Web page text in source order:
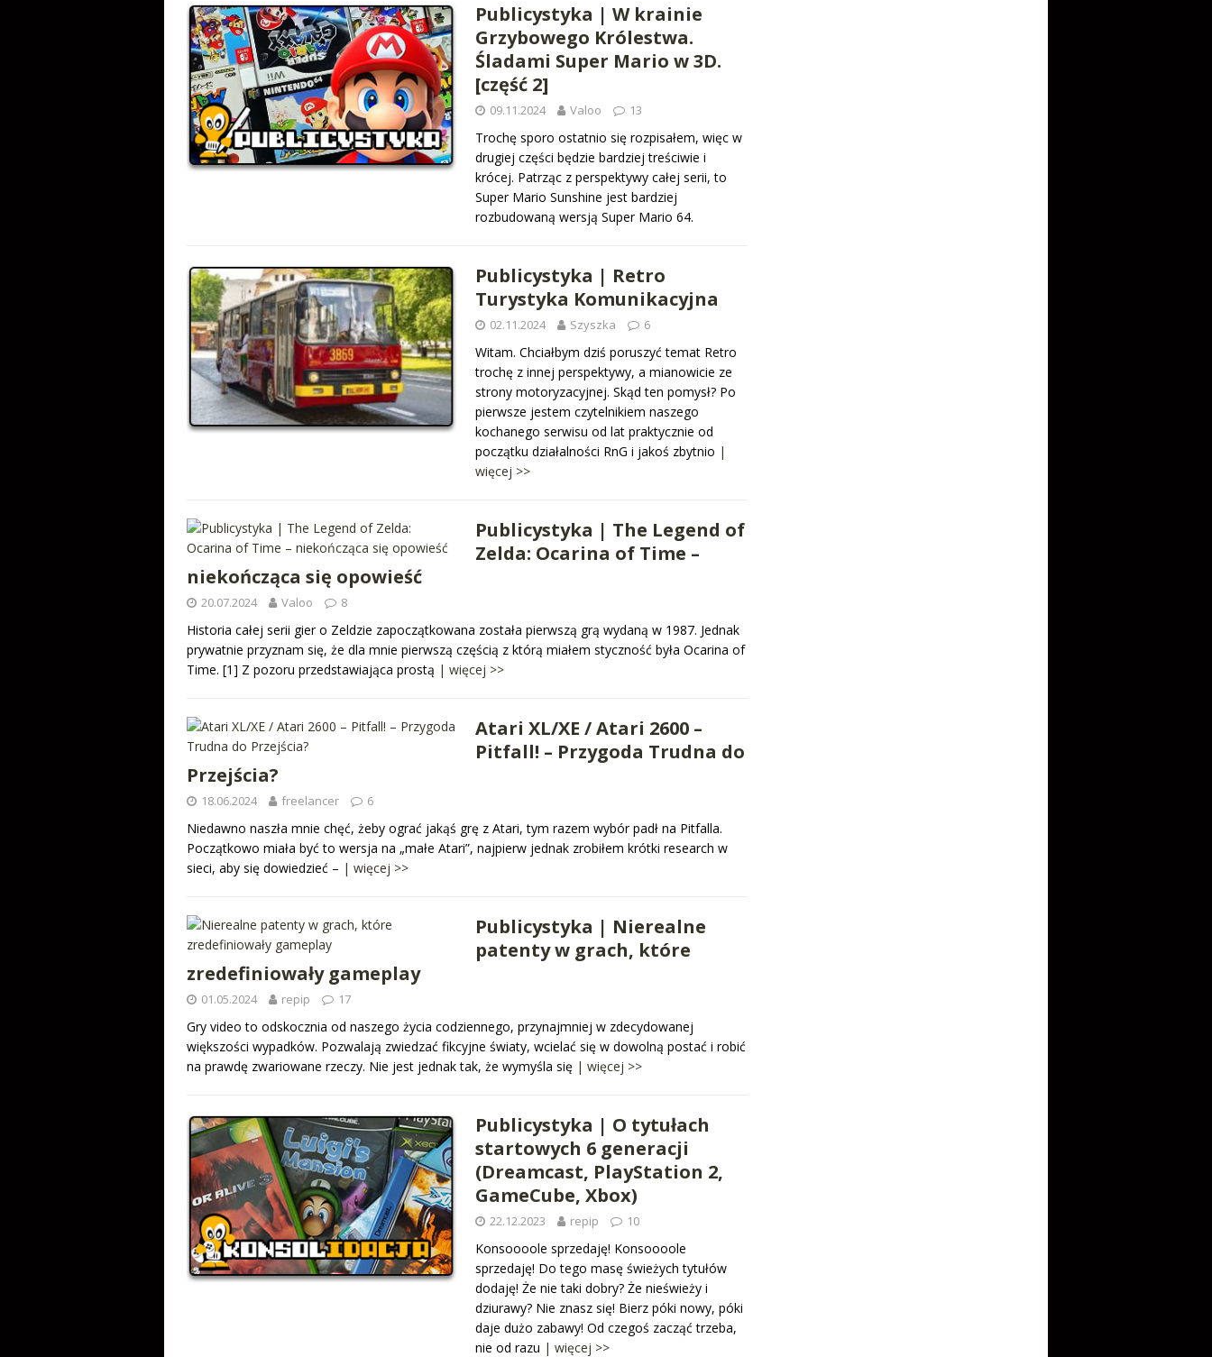
Publicystyka | W krainie
Grzybowego Królestwa.
Śladami Super Mario w 3D.
[część 2]
09.11.2024 Valoo 13
Trochę sporo ostatnio się rozpisałem, więc w
drugiej części będzie bardziej treściwie i
krócej. Patrząc z perspektywy całej serii, to
Super Mario Sunshine jest bardziej
rozbudowaną wersją Super Mario 64.
Publicystyka | Retro
Turystyka Komunikacyjna
02.11.2024 Szyszka 6
Witam. Chciałbym dziś poruszyć temat Retro
trochę z innej perspektywy, a mianowicie ze
strony motoryzacyjnej. Skąd ten pomysł? Po
pierwsze jestem czytelnikiem naszego
kochanego serwisu od lat praktycznie od
początku działalności RnG i jakoś zbytnio |
więcej >>
Publicystyka | The Legend of
Zelda: Ocarina of Time –
niekończąca się opowieść
20.07.2024 Valoo 8
Historia całej serii gier o Zeldzie zapoczątkowana została pierwszą grą wydaną w 1987. Jednak
prywatnie przyznam się, że dla mnie pierwszą częścią z którą miałem styczność była Ocarina of
Time. [1] Z pozoru przedstawiająca prostą | więcej >>
Atari XL/XE / Atari 2600 –
Pitfall! – Przygoda Trudna do
Przejścia?
18.06.2024 freelancer 6
Niedawno naszła mnie chęć, żeby ograć jakąś grę z Atari, tym razem wybór padł na Pitfalla.
Początkowo miała być to wersja na „małe Atari”, najpierw jednak zrobiłem krótki research w
sieci, aby się dowiedzieć – | więcej >>
Publicystyka | Nierealne
patenty w grach, które
zredefiniowały gameplay
01.05.2024 repip 17
Gry video to odskocznia od naszego życia codziennego, przynajmniej w zdecydowanej
większości wypadków. Pozwalają zwiedzać fikcyjne światy, wcielać się w dowolną postać i robić
na prawdę zwariowane rzeczy. Nie jest jednak tak, że wymyśla się | więcej >>
Publicystyka | O tytułach
startowych 6 generacji
(Dreamcast, PlayStation 2,
GameCube, Xbox)
22.12.2023 repip 10
Konsoooole sprzedaję! Konsoooole
sprzedaję! Do tego masę świeżych tytułów
dodaję! Że nie taki dobry? Że nieświeży i
dziurawy? Nie znasz się! Bierz póki nowy, póki
daje dużo zabawy! Od czegoś zacząć trzeba,
nie od razu | więcej >>